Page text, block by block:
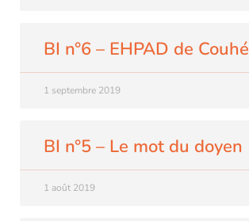
BI n°6 – EHPAD de Couhé
1 septembre 2019
BI n°5 – Le mot du doyen
1 août 2019